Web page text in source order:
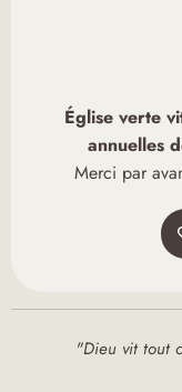
Église verte
annuelles
Merci par
"Dieu vit tout